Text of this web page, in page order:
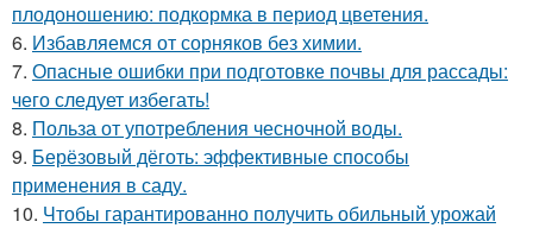
плодоношению: подкормка в период цветения.
6. Избавляемся от сорняков без химии.
7. Опасные ошибки при подготовке почвы для рассады:
чего следует избегать!
8. Польза от употребления чесночной воды.
9. Берёзовый дёготь: эффективные способы
применения в саду.
10. Чтобы гарантированно получить обильный урожай